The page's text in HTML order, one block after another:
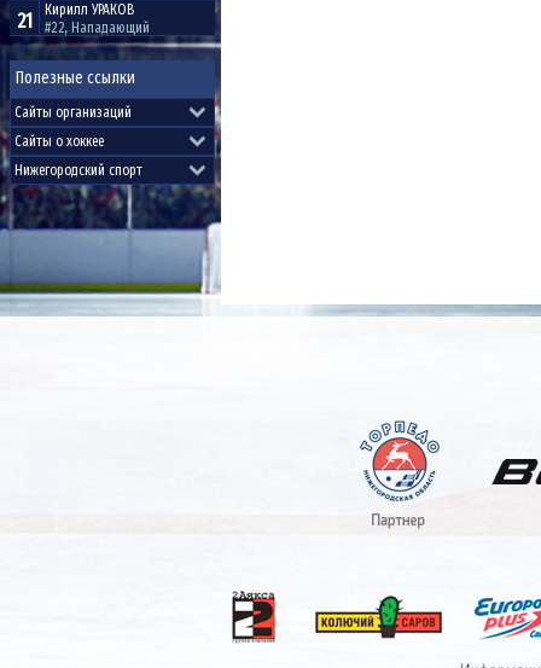
21 Кирилл УРАКОВ
#22, Нападающий
Полезные ссылки